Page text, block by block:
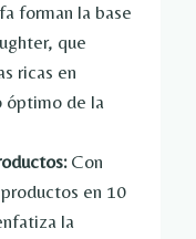
forman la base
que
ricas en
óptimo de la
Con
en 10
la